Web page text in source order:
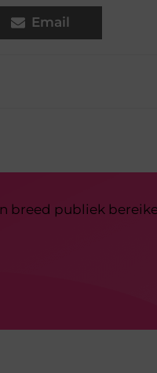
Email
breed publiek